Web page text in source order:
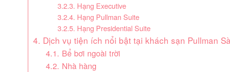
3.2.3. Hạng Executive
3.2.4. Hạng Pullman Suite
3.2.5. Hạng Presidential Suite
4. Dịch vụ tiện ích nổi bật tại khách sạn Pullman
4.1. Bể bơi ngoài trời
4.2. Nhà hàng